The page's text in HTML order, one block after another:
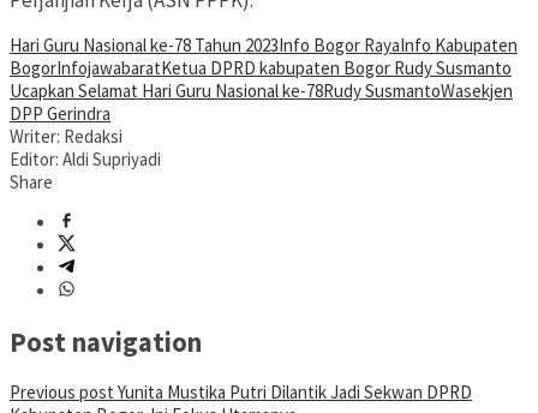
Hari Guru Nasional ke-78 Tahun 2023Info Bogor RayaInfo Kabupaten
BogorInfojawabaratKetua DPRD kabupaten Bogor Rudy Susmanto
Ucapkan Selamat Hari Guru Nasional ke-78Rudy SusmantoWasekjen
DPP Gerindra
Writer: Redaksi
Editor: Aldi Supriyadi
Share
Post navigation
Previous post Yunita Mustika Putri Dilantik Jadi Sekwan DPRD